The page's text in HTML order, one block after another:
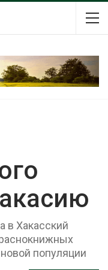
в Хакасский
популяции